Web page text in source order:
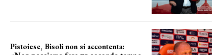
Pistoiese, Bisoli non si accontenta: